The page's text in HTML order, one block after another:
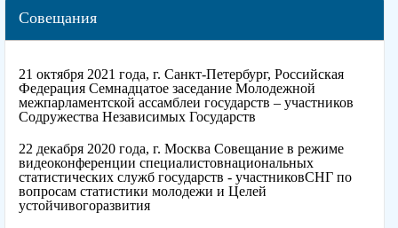
Совещания
21 октября 2021 года, г. Санкт-Петербург, Российская
Федерация Семнадцатое заседание Молодежной
межпарламентской ассамблеи государств – участников
Содружества Независимых Государств
22 декабря 2020 года, г. Москва Совещание в режиме
видеоконференции специалистовнациональных
статистических служб государств - участниковСНГ по
вопросам статистики молодежи и Целей
устойчивогоразвития